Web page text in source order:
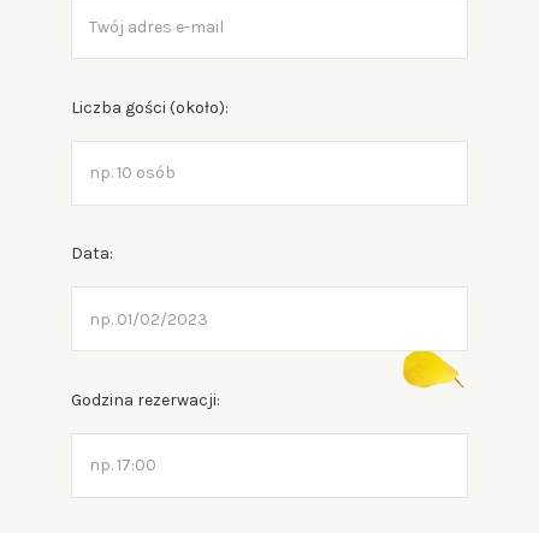
Liczba gości (około):
Data:
Godzina rezerwacji: